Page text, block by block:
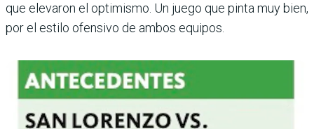
que elevaron el optimismo. Un juego que pinta muy bien,
por el estilo ofensivo de ambos equipos.